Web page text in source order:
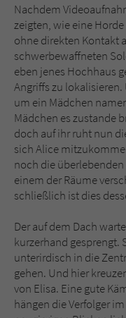
Nachdem
zeigten, wie eine
ohne direkten Kontakt
schwerbewaffneten
eben jenes Hochhaus
Angriffs zu
um ein Mädchen
Mädchen es zustande
doch auf ihr ruht nun
sich Alice
noch die
einem der Räume
schließlich ist dies
Der auf dem Dach
kurzerhand gesprengt.
unterirdisch in die
gehen. Und hier
von Elisa. Eine gute
hängen die Verfolger